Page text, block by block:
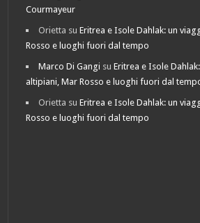
Courmayeur
Orietta suEritrea e Isole Dahlak: un
Rosso e luoghi fuori dal tempo
Marco Di Gangi suEritrea e Isole
altipiani, Mar Rosso e luoghi fuori dal
Orietta suEritrea e Isole Dahlak: un
Rosso e luoghi fuori dal tempo